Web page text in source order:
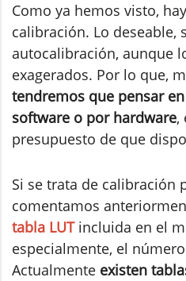
Como ya hemos visto,
calibración. Lo deseable,
autocalibración, aunque
exagerados. Por lo que,
tendremos que pensar
software o por hardware,
presupuesto de que
Si se trata de calibración
comentamos
tabla LUTincluida en el
especialmente, el
Actualmente existen